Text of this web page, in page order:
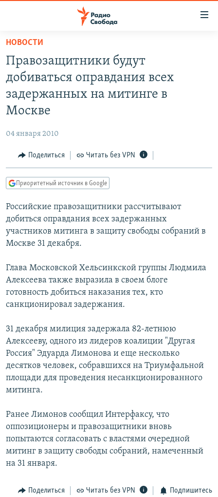
упрощенного
доступа
Вернуться
основному
содержанию
навигации
Вернутся
ПОДКАСТЫ
АВТОРСКИЕ ПРОЕКТЫ
ЦИТАТЫ СВОБОДЫ
КУЛЬТУРА
IDEL.РЕАЛИИ
КАВКАЗ.РЕАЛИИ
СИБИРЬ.РЕАЛИИ
РАСПИСАНИЕ ВЕЩАНИЯ
ПОДПИШИТЕСЬ НА РАССЫЛКУ
СОЦИАЛЬНЫЕ СЕТИ
Все сайты РСЕ/РС
НОВОСТИ
Правозащитники будут
добиваться оправдания всех
задержанных на митинге в
Москве
04 января 2010
Поделиться Читать без VPN
Приоритетный источник в Google
Российские правозащитники рассчитывают
добиться оправдания всех задержанных
участников митинга в защиту свободы собраний в
Москве 31 декабря.
Глава Московской Хельсинкской группы Людмила
Алексеева также выразила в своем блоге
готовность добиться наказания тех, кто
санкционировал задержания.
31 декабря милиция задержала 82-летнюю
Алексееву, одного из лидеров коалиции "Другая
Россия" Эдуарда Лимонова и еще несколько
десятков человек, собравшихся на Триумфальной
площади для проведения несанкционированного
митинга.
Ранее Лимонов сообщил Интерфаксу, что
оппозиционеры и правозащитники вновь
попытаются согласовать с властями очередной
митинг в защиту свободы собраний, намеченный
на 31 января.
Поделиться Читать без VPN Подпишитесь